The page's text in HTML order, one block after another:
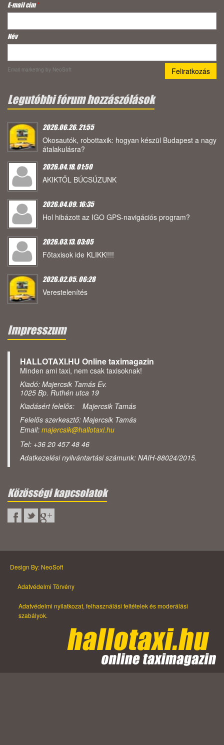
E-mail cím*
Név
Email marketing by NeoSoft
Legutóbbi fórum hozzászólások
2026.06.26. 21:55
Okosautók, robottaxik: hogyan készül Budapest a nagy
átalakulásra?
2026.04.18. 01:50
AKIKTŐL BÚCSÚZUNK
2026.04.09. 16:35
Hol hibázott az IGO GPS-navigációs program?
2026.03.13. 03:05
Főtaxisok ide KLIKK!!!!
2026.02.05. 06:28
Verestelenítés
Impresszum
HALLOTAXI.HU Online taximagazin
Minden ami taxi, nem csak taxisoknak!
Kiadó: Majercsik Tamás Ev.
1025 Bp. Ruthén utca 19
Kiadásért felelős: Majercsik Tamás
Felelős szerkesztő: Majercsik Tamás
Email: majercsik@hallotaxi.hu
Tel: +36 20 457 48 46
Adatkezelési nyilvántartási számunk: NAIH-88024/2015.
Közösségi kapcsolatok
Design By: NeoSoft
Adatvédelmi Törvény
Adatvédelmi nyilatkozat, felhasználási feltételek és moderálási
szabályok.